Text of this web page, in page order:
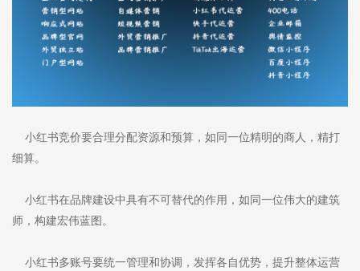
小红书竞价要合理分配资源和预算，如同一位精明的商人，精打
细算。
小红书在品牌建设中具有不可替代的作用，如同一位伟大的建筑
师，构建宏伟蓝图。
小红书多账号要统一管理和协调，发挥各自优势，提升整体运营